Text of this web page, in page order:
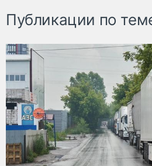
Публикации по